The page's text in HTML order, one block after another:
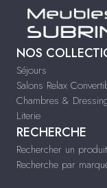
NOS
Séjours
Salons Relax
Chambres &
Literie
RECHERCHE
Rechercher un produit
Recherche par